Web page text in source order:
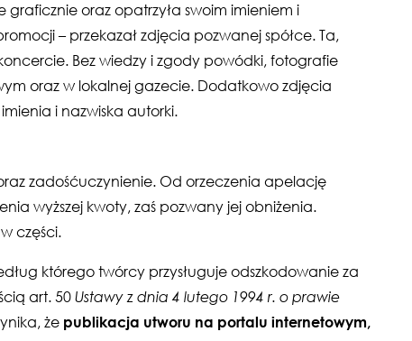
oraz opatrzyła swoim imieniem i
– przekazał zdjęcia pozwanej spółce. Ta,
Bez wiedzy i zgody powódki, fotografie
oraz w lokalnej gazecie. Dodatkowo zdjęcia
i nazwiska autorki.
zadośćuczynienie. Od orzeczenia apelację
wyższej kwoty, zaś pozwany jej obniżenia.
części.
którego twórcy przysługuje odszkodowanie za
art. 50 Ustawy z dnia 4 lutego 1994 r. o prawie
że publikacja utworu na portalu internetowym,